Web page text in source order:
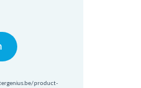
product-